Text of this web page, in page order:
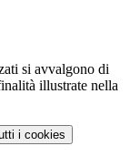
si avvalgono di
illustrate nella
i cookies